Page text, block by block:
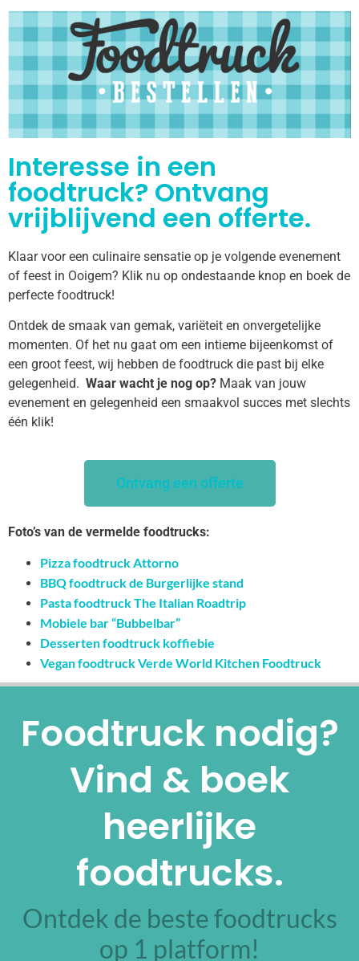
Interesse in een
foodtruck? Ontvang
vrijblijvend een offerte.
Klaar voor een culinaire sensatie op je volgende evenement
of feest in Ooigem? Klik nu op ondestaande knop en boek de
perfecte foodtruck!
Ontdek de smaak van gemak, variëteit en onvergetelijke
momenten. Of het nu gaat om een intieme bijeenkomst of
een groot feest, wij hebben de foodtruck die past bij elke
gelegenheid. Waar wacht je nog op? Maak van jouw
evenement en gelegenheid een smaakvol succes met slechts
één klik!
Ontvang een offerte
Foto’s van de vermelde foodtrucks:
Pizza foodtruck Attorno
BBQ foodtruck de Burgerlijke stand
Pasta foodtruck The Italian Roadtrip
Mobiele bar “Bubbelbar”
Desserten foodtruck koffiebie
Vegan foodtruck Verde World Kitchen Foodtruck
Foodtruck nodig?
Vind & boek
heerlijke
foodtrucks.
Ontdek de beste foodtrucks
op 1 platform!